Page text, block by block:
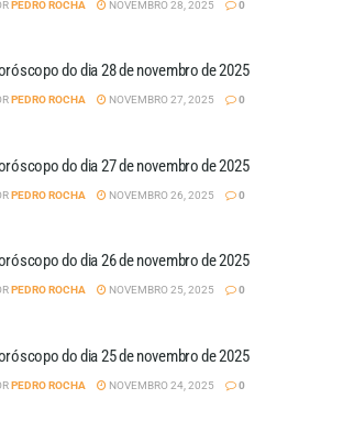
PEDRO ROCHA NOVEMBRO 28, 2025 0
do dia 28 de novembro de 2025
PEDRO ROCHA NOVEMBRO 27, 2025 0
do dia 27 de novembro de 2025
PEDRO ROCHA NOVEMBRO 26, 2025 0
do dia 26 de novembro de 2025
PEDRO ROCHA NOVEMBRO 25, 2025 0
do dia 25 de novembro de 2025
PEDRO ROCHA NOVEMBRO 24, 2025 0